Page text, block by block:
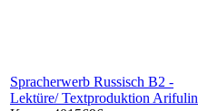
Spracherwerb Russisch B2 -
Lektüre/ Textproduktion Arifulin